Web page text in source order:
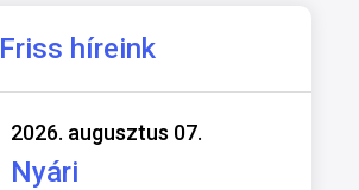
Friss híreink
2026. augusztus 07.
Nyári